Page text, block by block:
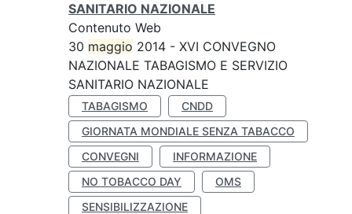
SANITARIO NAZIONALE
Contenuto Web
30 maggio 2014 - XVI CONVEGNO
NAZIONALE TABAGISMO E SERVIZIO
SANITARIO NAZIONALE
TABAGISMO
CNDD
GIORNATA MONDIALE SENZA TABACCO
CONVEGNI
INFORMAZIONE
NO TOBACCO DAY
OMS
SENSIBILIZZAZIONE